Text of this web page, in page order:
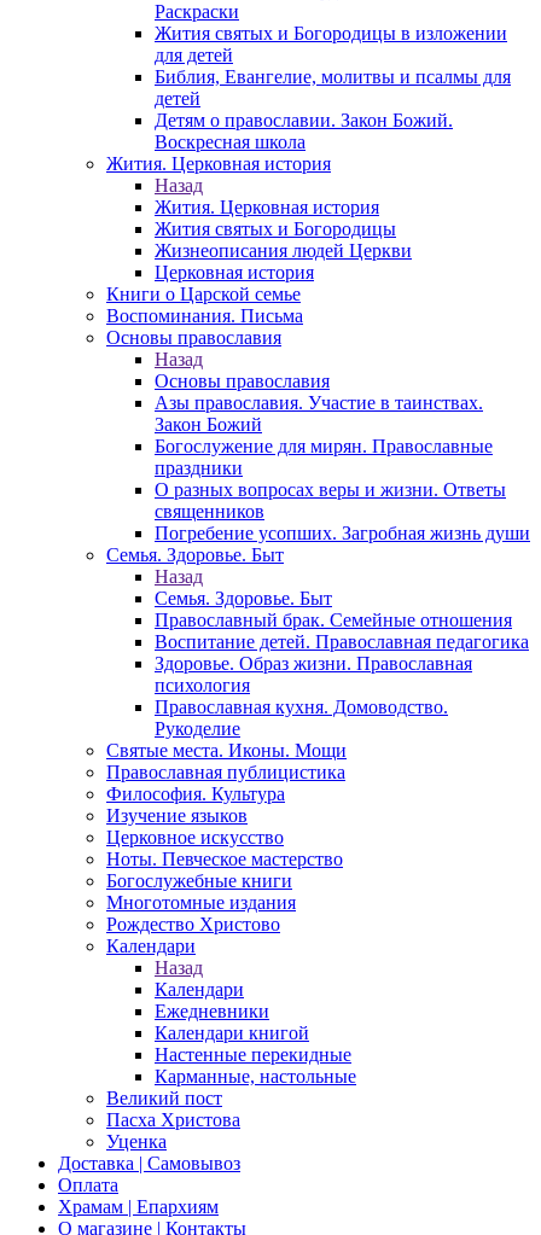
Раскраски
Жития святых и Богородицы в изложении
для детей
Библия, Евангелие, молитвы и псалмы для
детей
Детям о православии. Закон Божий.
Воскресная школа
Жития. Церковная история
Назад
Жития. Церковная история
Жития святых и Богородицы
Жизнеописания людей Церкви
Церковная история
Книги о Царской семье
Воспоминания. Письма
Основы православия
Назад
Основы православия
Азы православия. Участие в таинствах.
Закон Божий
Богослужение для мирян. Православные
праздники
О разных вопросах веры и жизни. Ответы
священников
Погребение усопших. Загробная жизнь души
Семья. Здоровье. Быт
Назад
Семья. Здоровье. Быт
Православный брак. Семейные отношения
Воспитание детей. Православная педагогика
Здоровье. Образ жизни. Православная
психология
Православная кухня. Домоводство.
Рукоделие
Святые места. Иконы. Мощи
Православная публицистика
Философия. Культура
Изучение языков
Церковное искусство
Ноты. Певческое мастерство
Богослужебные книги
Многотомные издания
Рождество Христово
Календари
Назад
Календари
Ежедневники
Календари книгой
Настенные перекидные
Карманные, настольные
Великий пост
Пасха Христова
Уценка
Доставка | Самовывоз
Оплата
Храмам | Епархиям
О магазине | Контакты